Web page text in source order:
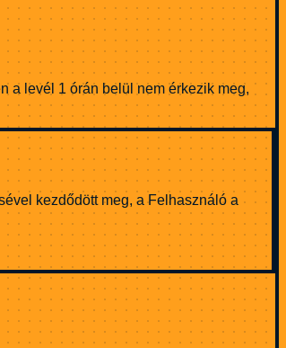
a levél 1 órán belül nem érkezik meg,
kezdődött meg, a Felhasználó a